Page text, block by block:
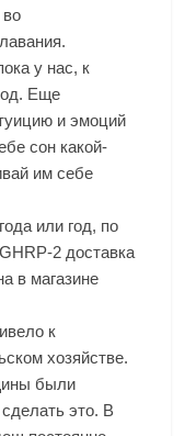
у нас, к
Еще
и эмоций
сон какой-
им себе
или год, по
2 доставка
в магазине
к
хозяйстве.
были
это. В